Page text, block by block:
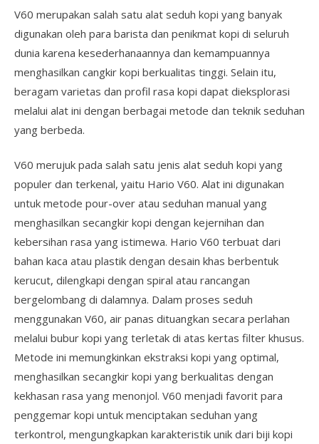
V60 merupakan salah satu alat seduh kopi yang banyak
digunakan oleh para barista dan penikmat kopi di seluruh
dunia karena kesederhanaannya dan kemampuannya
menghasilkan cangkir kopi berkualitas tinggi. Selain itu,
beragam varietas dan profil rasa kopi dapat dieksplorasi
melalui alat ini dengan berbagai metode dan teknik seduhan
yang berbeda.
V60 merujuk pada salah satu jenis alat seduh kopi yang
populer dan terkenal, yaitu Hario V60. Alat ini digunakan
untuk metode pour-over atau seduhan manual yang
menghasilkan secangkir kopi dengan kejernihan dan
kebersihan rasa yang istimewa. Hario V60 terbuat dari
bahan kaca atau plastik dengan desain khas berbentuk
kerucut, dilengkapi dengan spiral atau rancangan
bergelombang di dalamnya. Dalam proses seduh
menggunakan V60, air panas dituangkan secara perlahan
melalui bubur kopi yang terletak di atas kertas filter khusus.
Metode ini memungkinkan ekstraksi kopi yang optimal,
menghasilkan secangkir kopi yang berkualitas dengan
kekhasan rasa yang menonjol. V60 menjadi favorit para
penggemar kopi untuk menciptakan seduhan yang
terkontrol, mengungkapkan karakteristik unik dari biji kopi